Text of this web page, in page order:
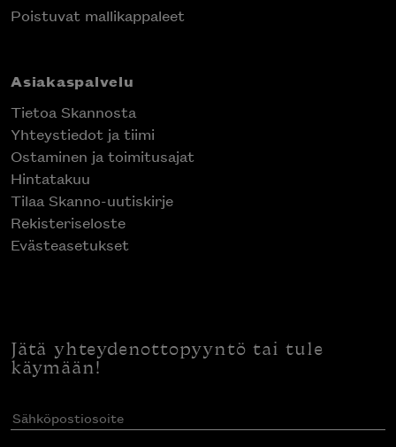
Poistuvat mallikappaleet
Asiakaspalvelu
Tietoa Skannosta
Yhteystiedot ja tiimi
Ostaminen ja toimitusajat
Hintatakuu
Tilaa Skanno-uutiskirje
Rekisteriseloste
Evästeasetukset
Jätä yhteydenottopyyntö tai tule
käymään!
Sähköpostiosoite(Pakollinen)